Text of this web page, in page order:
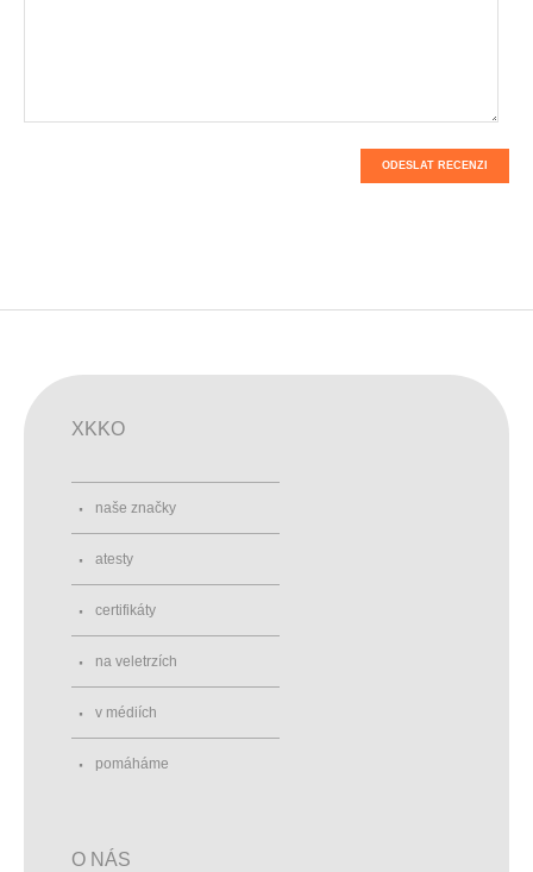
ODESLAT RECENZI
XKKO
naše značky
atesty
certifikáty
na veletrzích
v médiích
pomáháme
O NÁS